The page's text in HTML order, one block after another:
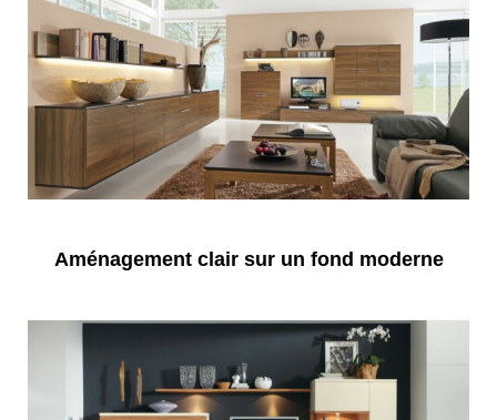
Aménagement clair sur un fond moderne